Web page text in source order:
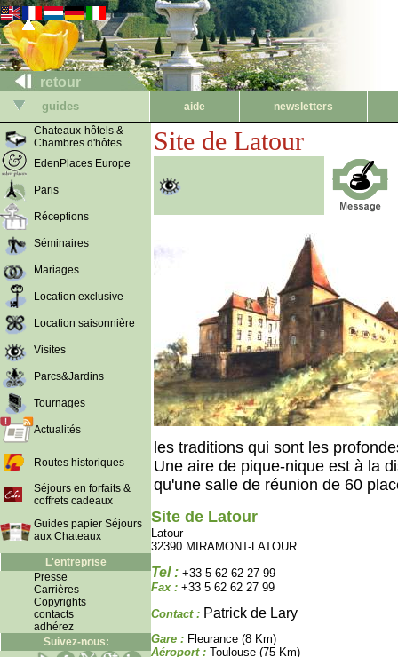
retour
guides aide
newsletters
Chateaux-hôtels &
Chambres d'hôtes
EdenPlaces Europe
Paris
Réceptions
Séminaires
Mariages
Location exclusive
Location saisonnière
Visites
Parcs&Jardins
Tournages
Actualités
Routes historiques
Séjours en forfaits &
coffrets cadeaux
Guides papier Séjours
aux Chateaux
L'entreprise
Presse
Carrières
Copyrights
contacts
adhérez
Suivez-nous:
Site de Latour
les traditions qui sont les
Une aire de pique-nique est à la
qu'une salle de réunion de 60
Site de Latour
Latour
32390 MIRAMONT-LATOUR
Tel : +33 5 62 62 27 99
Fax : +33 5 62 62 27 99
Contact : Patrick de Lary
Gare : Fleurance (8 Km)
Aéroport : Toulouse (75 Km)